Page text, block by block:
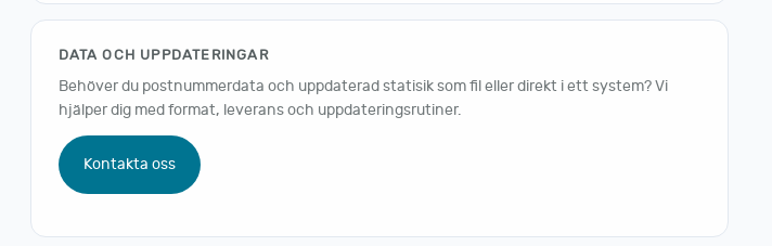
DATA OCH UPPDATERINGAR
Behöver du postnummerdata och uppdaterad statisik som fil eller direkt i ett system? Vi
hjälper dig med format, leverans och uppdateringsrutiner.
Kontakta oss